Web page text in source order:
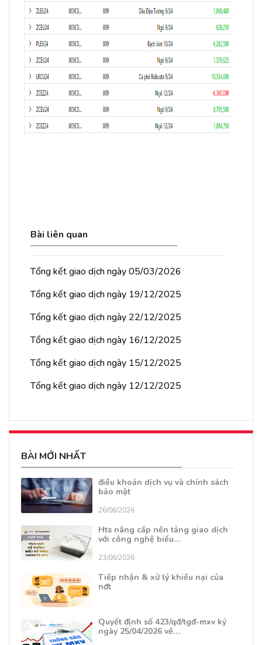
Bài liên quan
Tổng kết giao dịch ngày 05/03/2026
Tổng kết giao dịch ngày 19/12/2025
Tổng kết giao dịch ngày 22/12/2025
Tổng kết giao dịch ngày 16/12/2025
Tổng kết giao dịch ngày 15/12/2025
Tổng kết giao dịch ngày 12/12/2025
BÀI MỚI NHẤT
điều khoản dịch vụ và chính sách
bảo mật
26/06/2026
Hts nâng cấp nền tảng giao dịch
với công nghệ biểu…
23/06/2026
Tiếp nhận & xử lý khiếu nại của
nđt
Quyết định số 423/qđ/tgđ-mxv ký
ngày 25/04/2026 về…